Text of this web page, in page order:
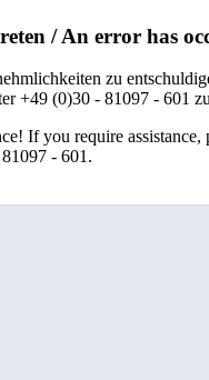
/ An error has
zu
+49 (0)30 - 81097 - 601
If you require assistance,
- 601.